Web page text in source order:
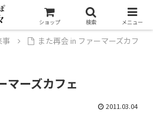
事
また再会 in ファーマーズカフ
マーズカフェ
2011.03.04
ショップ 検索 メニュー